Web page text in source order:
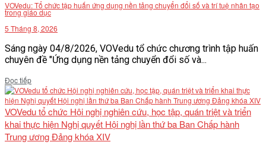
VOVedu: Tổ chức tập huấn ứng dụng nền tảng chuyển đổi số và trí tuệ nhân tạo
trong giáo dục
5 Tháng 8, 2026
Sáng ngày 04/8/2026, VOVedu tổ chức chương trình tập huấn
chuyên đề "Ứng dụng nền tảng chuyển đổi số và...
Đọc tiếpDetails
VOVedu tổ chức Hội nghị nghiên cứu, học tập, quán triệt và triển
khai thực hiện Nghị quyết Hội nghị lần thứ ba Ban Chấp hành
Trung ương Đảng khóa XIV